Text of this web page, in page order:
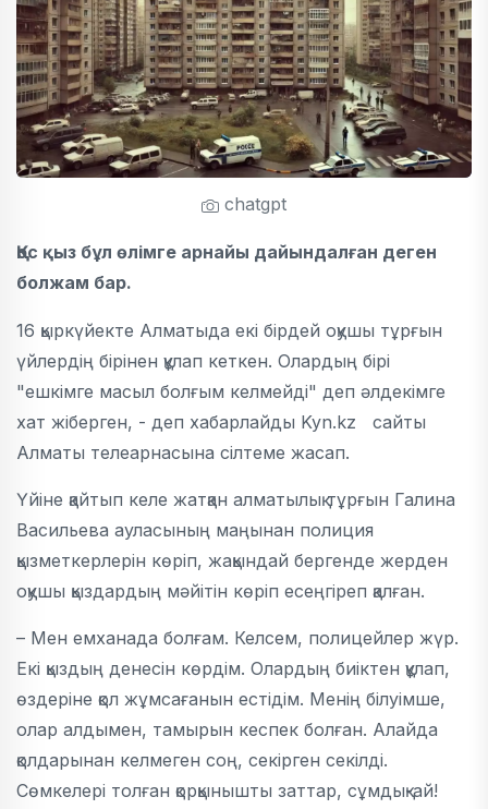
chatgpt
Қос қыз бұл өлімге арнайы дайындалған деген
болжам бар.
16 қыркүйекте Алматыда екі бірдей оқушы тұрғын
үйлердің бірінен құлап кеткен. Олардың бірі
"ешкімге масыл болғым келмейді" деп әлдекімге
хат жіберген, - деп хабарлайды Kyn.kz сайты
Алматы телеарнасына сілтеме жасап.
Үйіне қайтып келе жатқан алматылық тұрғын Галина
Васильева ауласының маңынан полиция
қызметкерлерін көріп, жақындай бергенде жерден
оқушы қыздардың мәйітін көріп есеңгіреп қалған.
– Мен емханада болғам. Келсем, полицейлер жүр.
Екі қыздың денесін көрдім. Олардың биіктен құлап,
өздеріне қол жұмсағанын естідім. Менің білуімше,
олар алдымен, тамырын кеспек болған. Алайда
қолдарынан келмеген соң, секірген секілді.
Сөмкелері толған қорқынышты заттар, сұмдық-ай!